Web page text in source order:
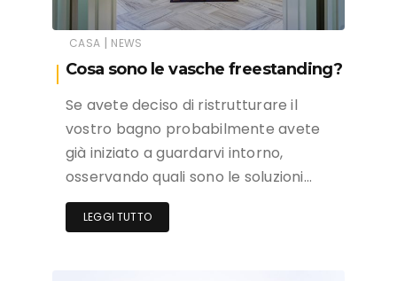
CASA | NEWS
Cosa sono le vasche freestanding?
Se avete deciso di ristrutturare il
vostro bagno probabilmente avete
già iniziato a guardarvi intorno,
osservando quali sono le soluzioni…
LEGGI TUTTO